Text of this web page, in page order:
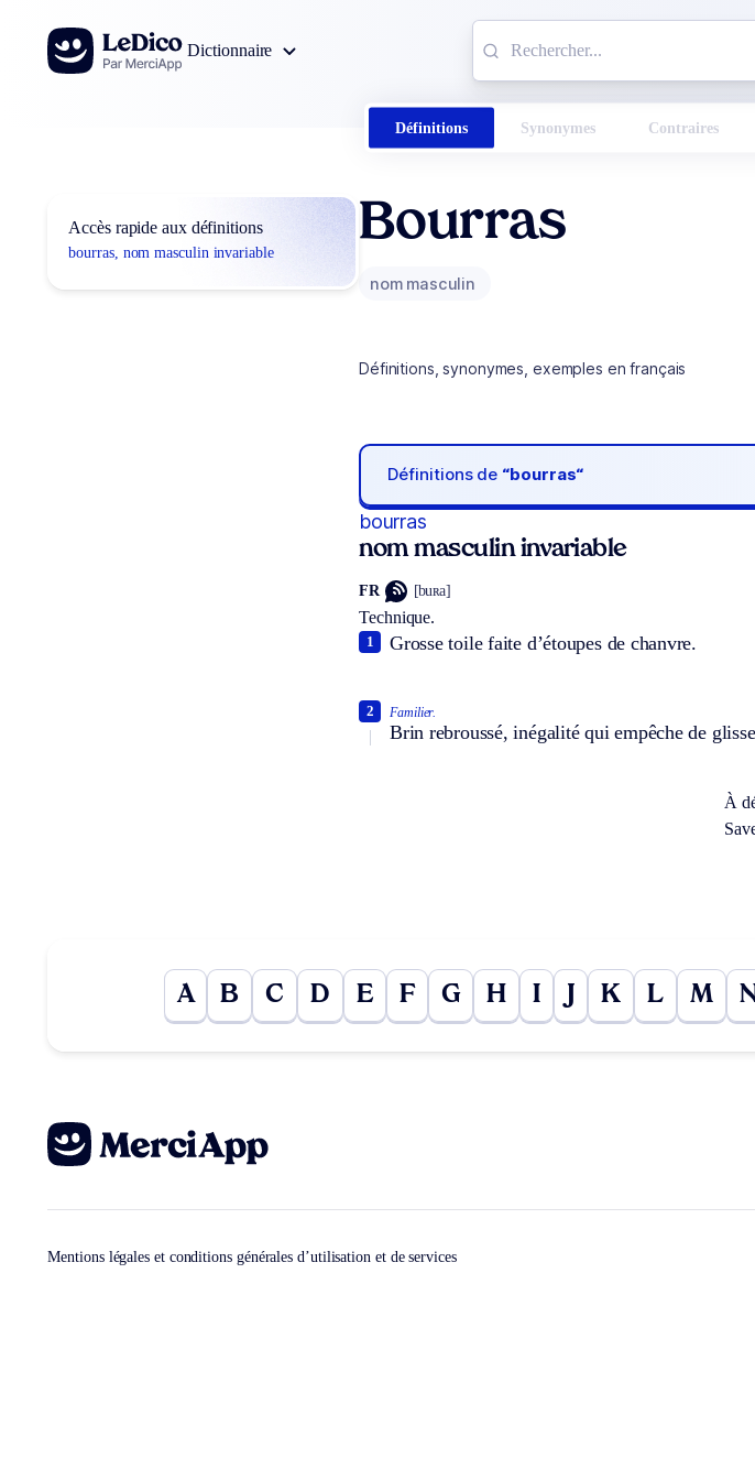
Aller au contenu
Dictionnaire
Définitions Synonymes Contraires
Accès rapide aux définitions
bourras, nom masculin invariable
Bourras
nom masculin
Définitions, synonymes, exemples en français
Définitions de “bourras“
bourras
nom masculin invariable
FR [buʀa]
Technique.
Grosse toile faite d’étoupes de chanvre.
1
Familier.
Brin rebroussé, inégalité qui empêche de
2
À
A B C D E F G H I K L M N
Mentions légales et conditions générales d’utilisation et de services